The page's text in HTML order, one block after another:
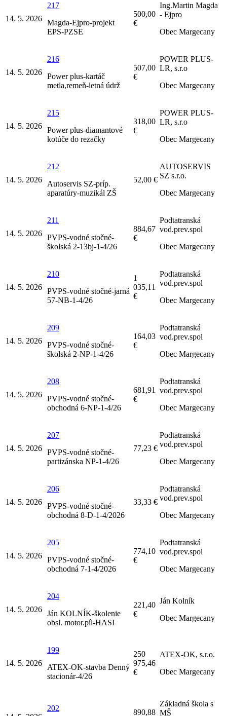
14. 5. 2026
217
Magda-Ejpro-projekt
EPS-PZSE
500,00
€
Ing.Martin Magda
- Ejpro
Obec Margecany
14. 5. 2026
216
Power plus-kartáč
metla,remeň-letná údrž
507,00
€
POWER PLUS-
LR, s.r.o
Obec Margecany
14. 5. 2026
215
Power plus-diamantové
kotúče do rezačky
318,00
€
POWER PLUS-
LR, s.r.o
Obec Margecany
14. 5. 2026
212
Autoservis SZ-príp.
aparatúry-muzikál ZŠ
52,00 €
AUTOSERVIS
SZ s.r.o.
Obec Margecany
14. 5. 2026
211
PVPS-vodné stočné-
školská 2-13bj-1-4/26
884,67
€
Podtatranská
vod.prev.spol
Obec Margecany
14. 5. 2026
210
PVPS-vodné stočné-jarná
57-NB-1-4/26
1
035,11
€
Podtatranská
vod.prev.spol
Obec Margecany
14. 5. 2026
209
PVPS-vodné stočné-
školská 2-NP-1-4/26
164,03
€
Podtatranská
vod.prev.spol
Obec Margecany
14. 5. 2026
208
PVPS-vodné stočné-
obchodná 6-NP-1-4/26
681,91
€
Podtatranská
vod.prev.spol
Obec Margecany
14. 5. 2026
207
PVPS-vodné stočné-
partizánska NP-1-4/26
77,23 €
Podtatranská
vod.prev.spol
Obec Margecany
14. 5. 2026
206
PVPS-vodné stočné-
obchodná 8-D-1-4/2026
33,33 €
Podtatranská
vod.prev.spol
Obec Margecany
14. 5. 2026
205
PVPS-vodné stočné-
obchodná 7-1-4/2026
774,10
€
Podtatranská
vod.prev.spol
Obec Margecany
14. 5. 2026
204
Ján KOLNÍK-školenie
obsl. motor.píl-HASI
221,40
€
Ján Kolník
Obec Margecany
14. 5. 2026
199
ATEX-OK-stavba Denný
stacionár-4/26
250
975,46
€
ATEX-OK, s.r.o.
Obec Margecany
202 890,88
Základná škola s
MŠ